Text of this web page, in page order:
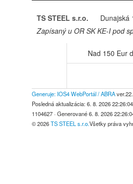
TS STEEL s.r.o. Dunajská
Zapísaný u OR SK KE-I pod
Nad 150 Eur
Generuje: IOS4 WebPortál / ABRA
Posledná aktualizácia:6. 8. 2026 22:26:04
1104627 · Generované6. 8. 2026
© 2026TS STEEL s.r.o.Všetky práva